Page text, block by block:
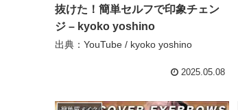
抜けた！簡単セルフで印象チェン
ジ – kyoko yoshino
出典：YouTube / kyoko yoshino
2025.05.08